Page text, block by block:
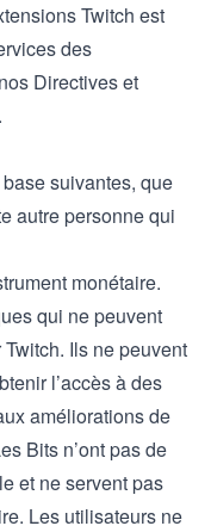
Twitch est
des
Directives et
suivantes, que
autre personne qui
monétaire.
qui ne peuvent
Ils ne peuvent
l’accès à des
améliorations de
Bits n’ont pas de
et ne servent pas
Les utilisateurs ne